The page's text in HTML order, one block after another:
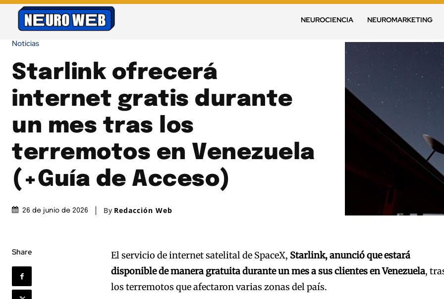
NEUROCIENCIA NEUROMARKETING
Noticias
Starlink ofrecerá
internet gratis durante
un mes tras los
terremotos en Venezuela
(+Guía de Acceso)
26 de junio de 2026 By Redacción Web
Share El servicio de internet satelital de SpaceX, Starlink, anunció que estará
disponible de manera gratuita durante un mes a sus clientes en Venezuela,
los terremotos que afectaron varias zonas del país.